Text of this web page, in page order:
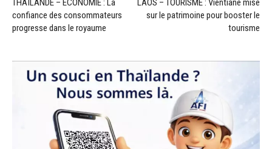
THAÏLANDE – ÉCONOMIE : La
confiance des consommateurs
progresse dans le royaume
LAOS – TOURISME : Vientiane mise
sur le patrimoine pour booster le
tourisme